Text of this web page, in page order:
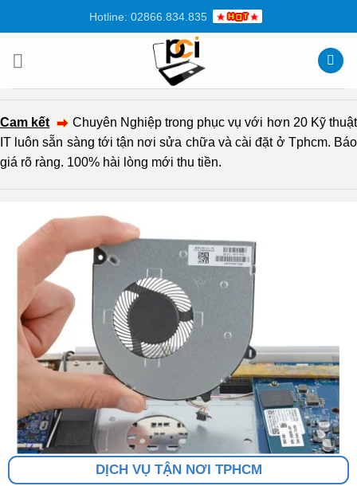
dung
Hotline: 02866.834.835
Cam kết
Chuyên Nghiệp trong phục vụ với hơn 20 Kỹ thuật
IT luôn sẵn sàng tới tận nơi sửa chữa và cài đặt ở Tphcm. Báo
giá rõ ràng. 100% hài lòng mới thu tiền.
DỊCH VỤ TẬN NƠI TPHCM